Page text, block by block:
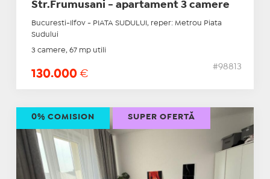
Str.Frumusani - apartament 3 camere
Bucuresti-Ilfov - PIATA SUDULUI, reper: Metrou Piata
Sudului
3 camere, 67 mp utili
130.000 €
#98813
0% COMISION SUPER OFERTĂ